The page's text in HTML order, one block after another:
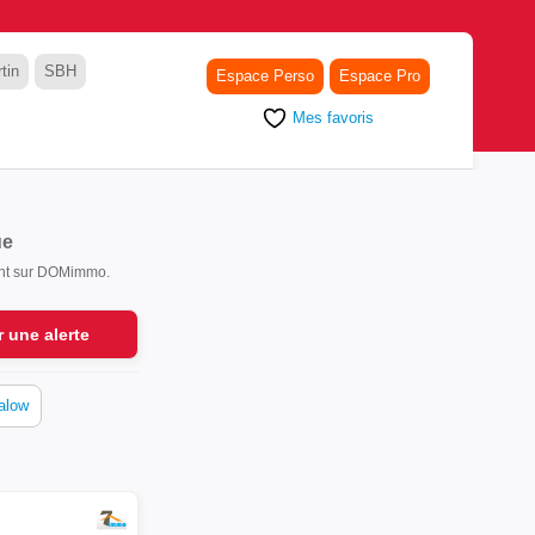
SBH Espace Perso Espace Pro
Mes favoris
sur DOMimmo.
une alerte